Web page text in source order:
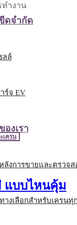
ดจำกัด
ลล์
ร์จ EV
องเรา
ลังการขายและตรวจ
างเลือกสำหรับเครน
ทำงาน
เครน
แบบไหนคุ้ม